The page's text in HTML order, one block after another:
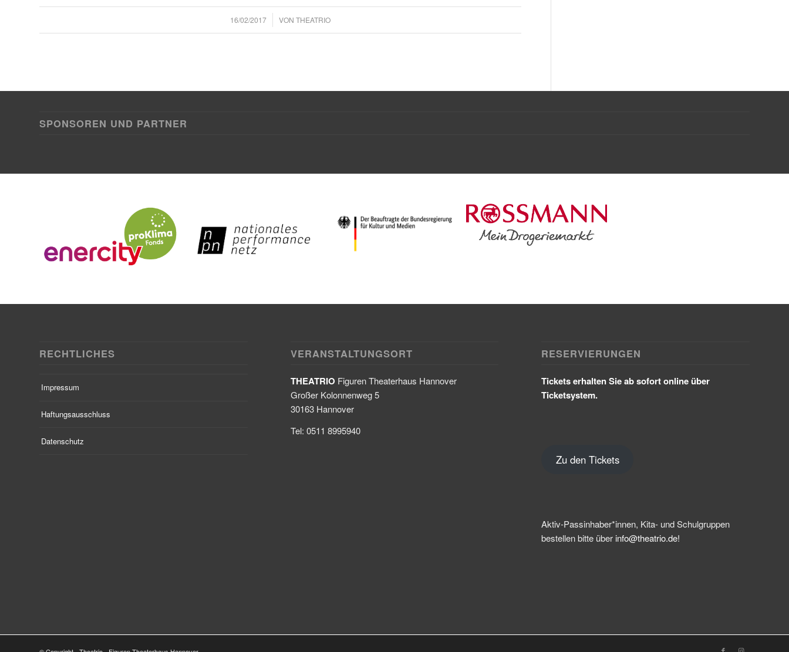
16/02/2017
/ VONTHEATRIO
SPONSOREN UND PARTNER
RECHTLICHES
Impressum
Haftungsausschluss
Datenschutz
VERANSTALTUNGSORT
THEATRIO Figuren Theaterhaus Hannover
Großer Kolonnenweg 5
30163 Hannover
Tel: 0511 8995940
RESERVIERUNGEN
Tickets erhalten Sie ab sofort online über
Ticketsystem.
Zu den Tickets
Aktiv-Passinhaber*innen, Kita- und Schulgruppen
bestellen bitte über info@theatrio.de!